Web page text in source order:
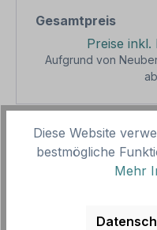
Gesamtpreis
Preise inkl.
Aufgrund von
Produkt 1
Produktnummer:
Diese Website
bestmögliche
Mehr